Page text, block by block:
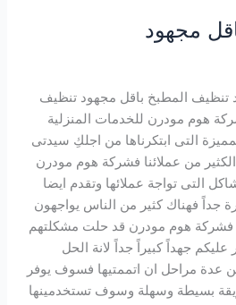
مجهود
المطبخ باقل مجهود تنظيف
هوم مودرن للخدمات المنزلية
التى ابتكرناها من اجلكِ سيدتى
من عملائنا فشركة هوم مودرن
التى تواجة عملائها وتقدم ايضا
فهناك كثير من الناس يواجهون
هوم مودرن قد حلت مشكلتهم
جهداً كبيراً جداً لانة الحل
عدة مراحل ان اتممتيها فسوف يوفر
بسيطة وسهلة وسوف تستخدمينها